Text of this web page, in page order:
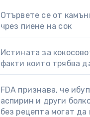
Отървете се от
чрез пиене на сок
Истината за
факти които трябва
FDA признава, че
аспирин и други
без рецепта могат да